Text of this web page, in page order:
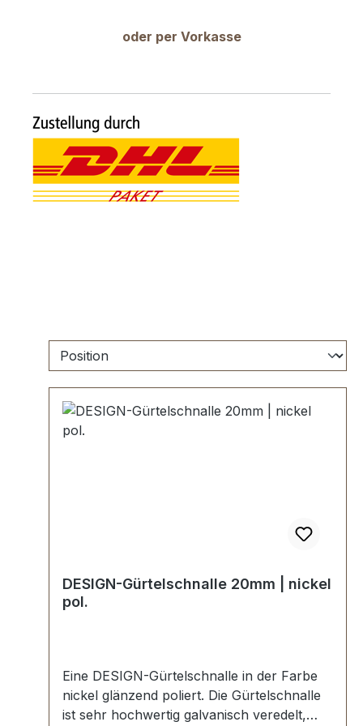
oder per Vorkasse
DESIGN-Gürtelschnalle 20mm | nickel
pol.
Eine DESIGN-Gürtelschnalle in der Farbe
nickel glänzend poliert. Die Gürtelschnalle
ist sehr hochwertig galvanisch veredelt,